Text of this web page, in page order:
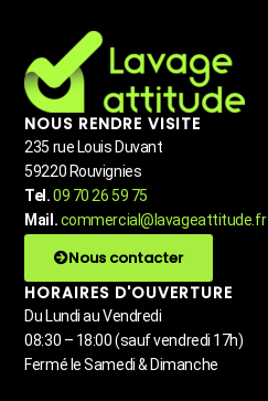
NOUS RENDRE VISITE
235 rue Louis Duvant
59220 Rouvignies
Tel.09 70 26 59 75
Mail.commercial@lavageattitude.fr
Nous contacter
HORAIRES D'OUVERTURE
Du Lundi au Vendredi
08:30 – 18:00 (sauf vendredi 17h)
Fermé le Samedi & Dimanche